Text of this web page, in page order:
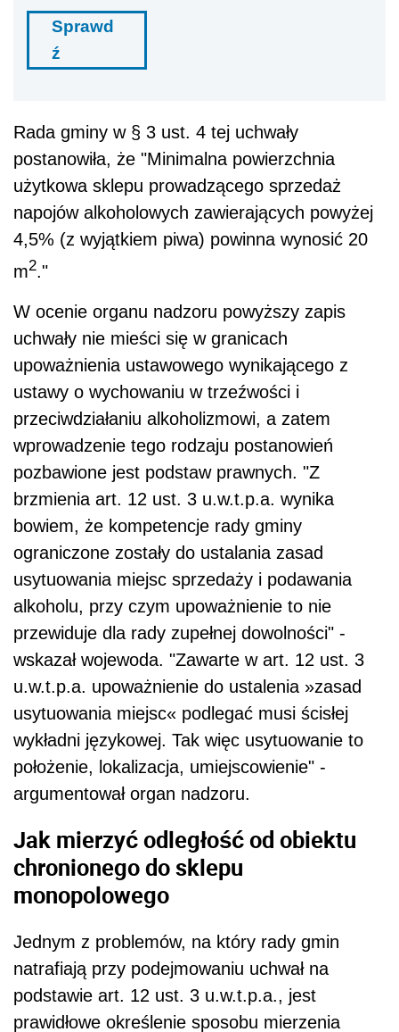
Sprawd
ź
Rada gminy w § 3 ust. 4 tej uchwały
postanowiła, że "Minimalna powierzchnia
użytkowa sklepu prowadzącego sprzedaż
napojów alkoholowych zawierających powyżej
4,5% (z wyjątkiem piwa) powinna wynosić 20
m2."
W ocenie organu nadzoru powyższy zapis
uchwały nie mieści się w granicach
upoważnienia ustawowego wynikającego z
ustawy o wychowaniu w trzeźwości i
przeciwdziałaniu alkoholizmowi, a zatem
wprowadzenie tego rodzaju postanowień
pozbawione jest podstaw prawnych. "Z
brzmienia art. 12 ust. 3 u.w.t.p.a. wynika
bowiem, że kompetencje rady gminy
ograniczone zostały do ustalania zasad
usytuowania miejsc sprzedaży i podawania
alkoholu, przy czym upoważnienie to nie
przewiduje dla rady zupełnej dowolności" -
wskazał wojewoda. "Zawarte w art. 12 ust. 3
u.w.t.p.a. upoważnienie do ustalenia »zasad
usytuowania miejsc« podlegać musi ścisłej
wykładni językowej. Tak więc usytuowanie to
położenie, lokalizacja, umiejscowienie" -
argumentował organ nadzoru.
Jak mierzyć odległość od obiektu
chronionego do sklepu
monopolowego
Jednym z problemów, na który rady gmin
natrafiają przy podejmowaniu uchwał na
podstawie art. 12 ust. 3 u.w.t.p.a., jest
prawidłowe określenie sposobu mierzenia